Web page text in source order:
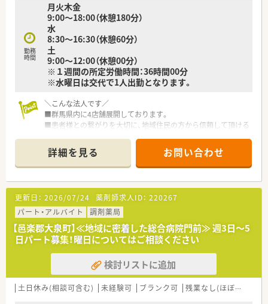
て5日間の連休を取得することができます。
■基本的に店舗間の異動やヘルプ勤務はなく、一つの店舗で腰を
据えて長く働くことが可能な環境です。
勤務
時間
月火木金
9:00～18:00（休憩180分）
水
8:30～16:30（休憩60分）
土
9:00～12:00（休憩00分）
※１週間の所定労働時間：36時間00分
※水曜日は交代で1人出勤となります。
＼こんな法人です／
■群馬県内に4店舗展開しております。
■患者様との繋がりを大切に、地域住民の方から信頼して頂ける
また、安心してご利用頂ける薬局を目指しております。
■定期的に社内勉強会を実施しております。
社内での交流や情報交換、互いに勉強を教え合い、学び合い社
員のスキルアップに努めております。
また、交流を深めることによりチームワークが強くなります。
■遠方への転勤なく、長期的な安定就業が可能です。
詳細を見る お問い合わせ
更新日： 2026/07/24 薬剤師求人ID： 220267
パート・アルバイト
調剤薬局
【邑楽郡大泉町】≪地域に密着した総合病院門前≫ 週3日～5
日パート募集！曜日についてはご相談ください
検討リストに追加
土日休み(相談可含む) 未経験可 ブランク可 残業なし(ほぼなし含む)